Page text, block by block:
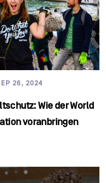
26, 2024
Wie der World
voranbringen